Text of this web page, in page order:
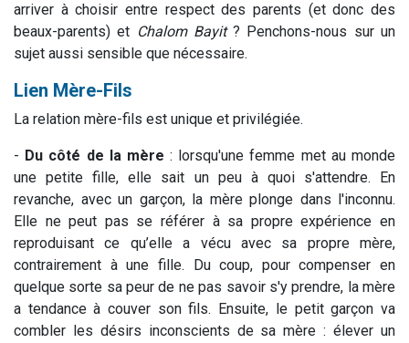
arriver à choisir entre respect des parents (et donc des
beaux-parents) et Chalom Bayit? Penchons-nous sur un
sujet aussi sensible que nécessaire.
Lien Mère-Fils
La relation mère-fils est unique et privilégiée.
- Du côté de la mère : lorsqu'une femme met au monde
une petite fille, elle sait un peu à quoi s'attendre. En
revanche, avec un garçon, la mère plonge dans l'inconnu.
Elle ne peut pas se référer à sa propre expérience en
reproduisant ce qu’elle a vécu avec sa propre mère,
contrairement à une fille. Du coup, pour compenser en
quelque sorte sa peur de ne pas savoir s'y prendre, la mère
a tendance à couver son fils. Ensuite, le petit garçon va
combler les désirs inconscients de sa mère : élever un